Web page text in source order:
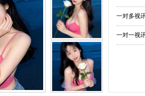
一对多视
一对一视